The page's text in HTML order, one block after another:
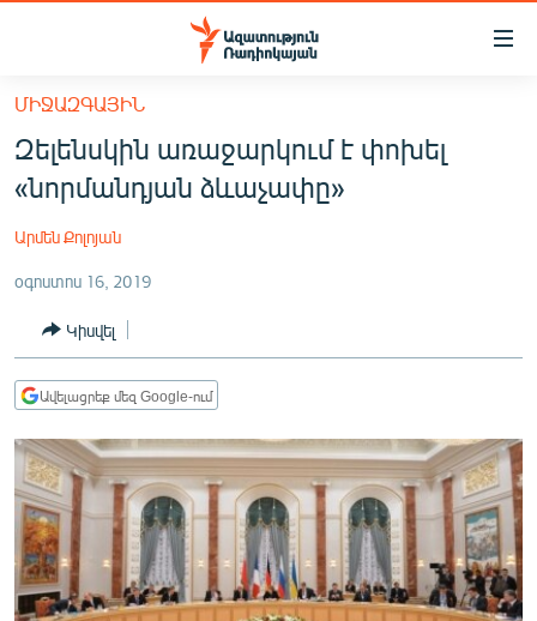
Մատչելիության
հիմնական
բովանդակությանը
Անցնել
հիմնական
մենյուին
ՀԱՅԱՍՏԱՆ
ՔԱՂԱՔԱԿԱՆ
ԸՆՏՐՈՒԹՅՈՒՆՆԵՐ 2026
ԻՐԱՎՈՒՆՔ
ՀԱՍԱՐԱԿՈՒԹՅՈՒՆ
ՏՆՏԵՍՈՒԹՅՈՒՆ
ՊԱՏԵՐԱԶՄԻ 6 ՇԱԲԱԹՆԵՐԸ
ՏԱՐԱԾԱՇՐՋԱՆ
ՄԻՋԱԶԳԱՅԻՆ
ՄՇԱԿՈՒՅԹ
ՄԻՋԱԶԳԱՅԻՆ
Զելենսկին առաջարկում է փոխել
«նորմանդյան ձևաչափը»
Արմեն Քոլոյան
օգոստոս 16, 2019
Կիսվել
Ավելացրեք մեզ Google-ում